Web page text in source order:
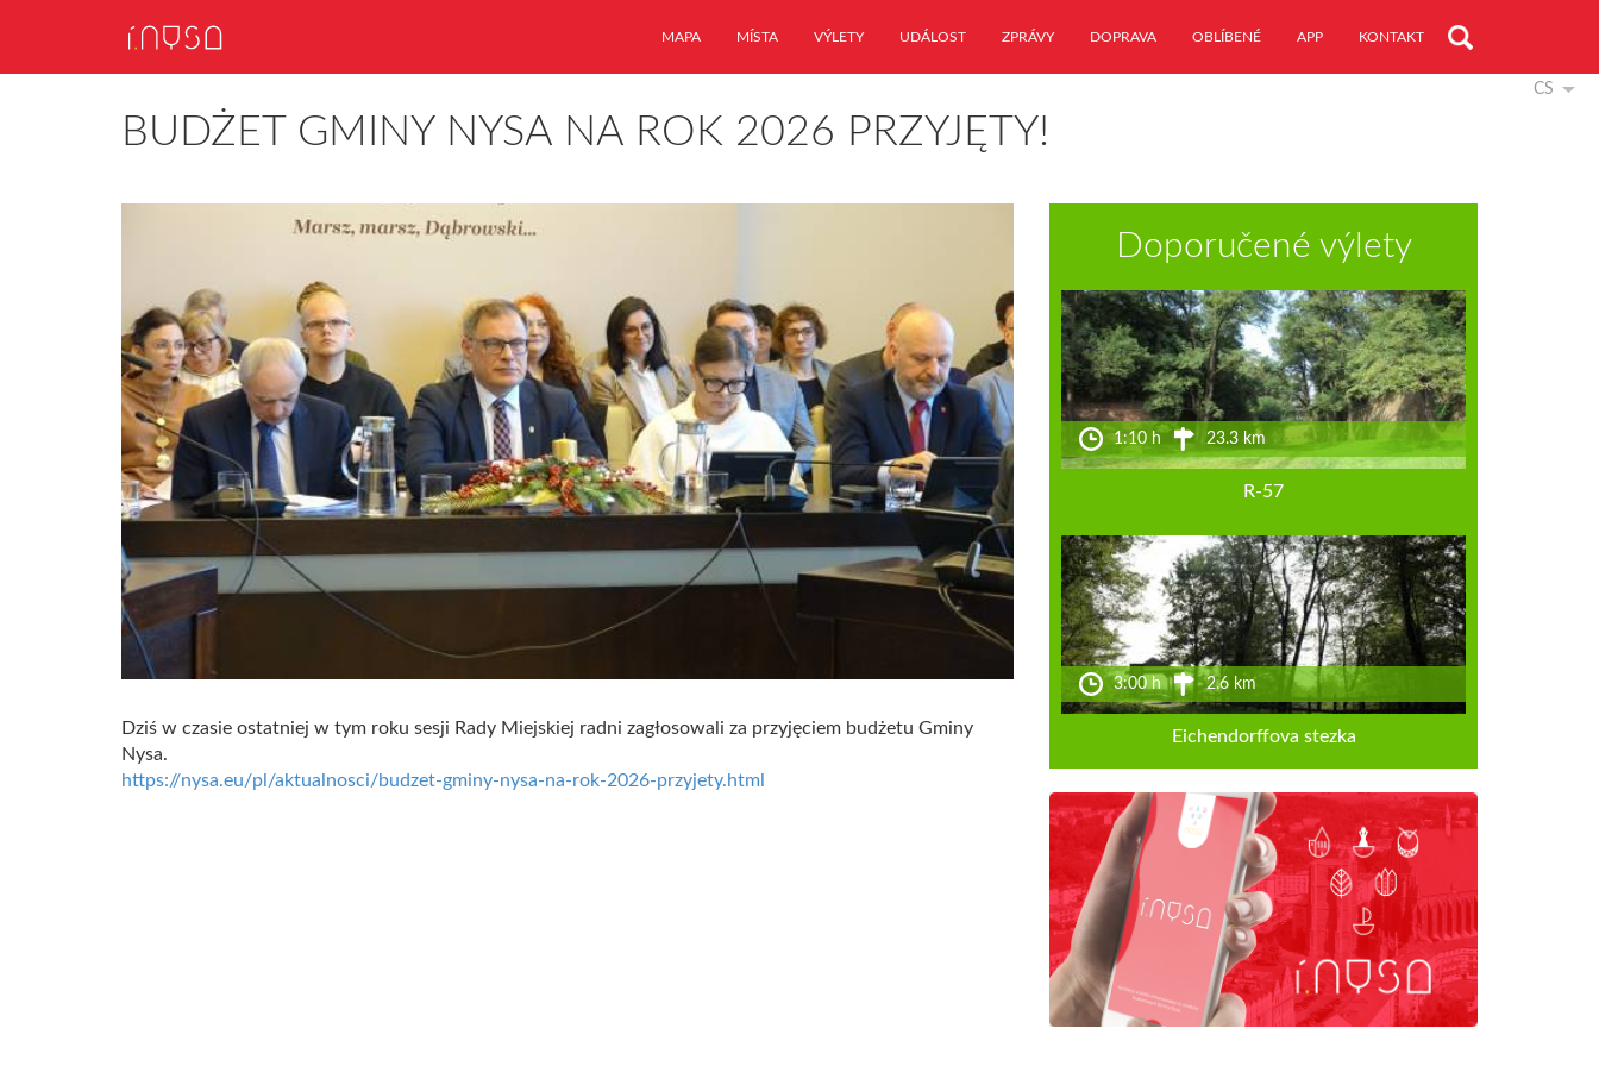
MAPA MÍSTA VÝLETY UDÁLOST ZPRÁVY DOPRAVA OBLÍBENÉ APP KONTAKT
CS
BUDŻET GMINY NYSA NA ROK 2026 PRZYJĘTY!
Dziś w czasie ostatniej w tym roku sesji Rady Miejskiej radni zagłosowali za przyjęciem budżetu Gminy
Nysa.
https://nysa.eu/pl/aktualnosci/budzet-gminy-nysa-na-rok-2026-przyjety.html
Doporučené výlety
1:10 h 23.3 km
R-57
3:00 h 2.6 km
Eichendorffova stezka